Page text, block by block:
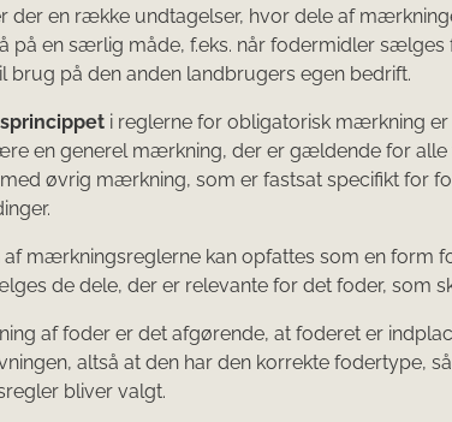
der en række undtagelser, hvor dele af
på en særlig måde, f.eks. når fodermidler sælges
brug på den anden landbrugers egen bedrift.
i reglerne for obligatorisk mærkning er
en generel mærkning, der er gældende for alle
øvrig mærkning, som er fastsat specifikt for
af mærkningsreglerne kan opfattes som en form
de dele, der er relevante for det foder, som
af foder er det afgørende, at foderet er
altså at den har den korrekte fodertype,
bliver valgt.